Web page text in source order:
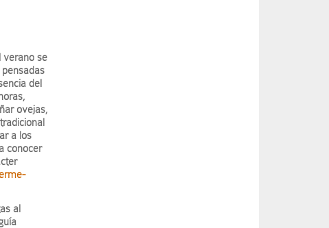
verano se
del
ovejas,
a los
conocer
al